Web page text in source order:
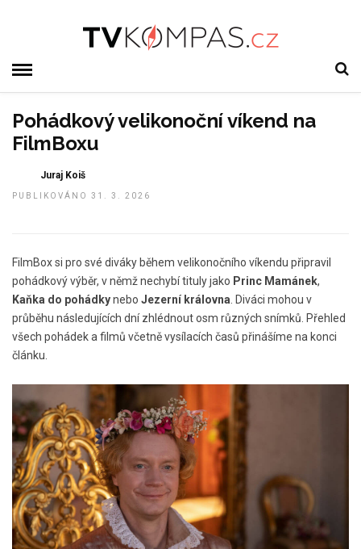
Pohádkový velikonoční víkend na
FilmBoxu
Juraj Koiš
PUBLIKOVÁNO 31. 3. 2026
FilmBox si pro své diváky během velikonočního víkendu připravil
pohádkový výběr, v němž nechybí tituly jako Princ Mamánek,
Kaňka do pohádkynebo Jezerní královna . Diváci mohou v
průběhu následujících dní zhlédnout osm různých snímků. Přehled
všech pohádek a filmů včetně vysílacích časů přinášíme na konci
článku.